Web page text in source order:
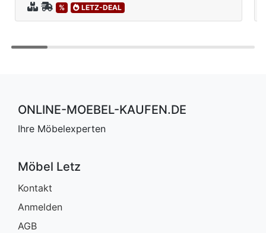
% LETZ-DEAL
ONLINE-MOEBEL-KAUFEN.DE
Ihre Möbelexperten
Möbel Letz
Kontakt
Anmelden
AGB